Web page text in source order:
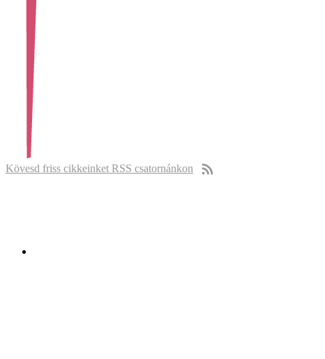
Kövesd friss cikkeinket RSS csatornánkon